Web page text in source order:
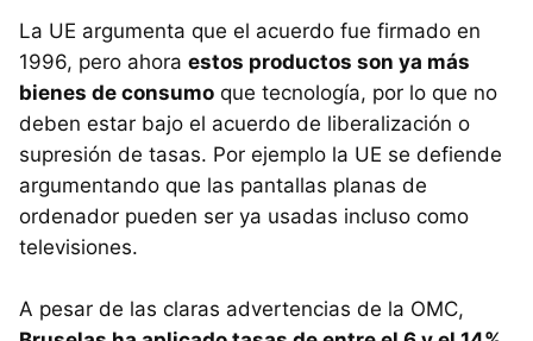
La UE argumenta que el acuerdo fue firmado en
1996, pero ahora estos productos son ya más
bienes de consumo que tecnología, por lo que no
deben estar bajo el acuerdo de liberalización o
supresión de tasas. Por ejemplo la UE se defiende
argumentando que las pantallas planas de
ordenador pueden ser ya usadas incluso como
televisiones.
A pesar de las claras advertencias de la OMC,